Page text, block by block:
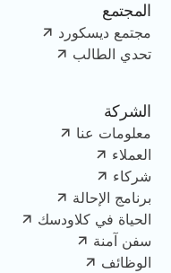
المجتمع
مجتمع ديسكورد
تحدي الطالب
الشركة
معلومات عنا
العملاء
شركاء
برنامج الإحالة
الحياة في كلاودسك
سفن آمنة
الوظائف